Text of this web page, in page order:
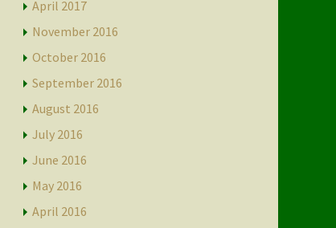
April 2017
November 2016
October 2016
September 2016
August 2016
July 2016
June 2016
May 2016
April 2016